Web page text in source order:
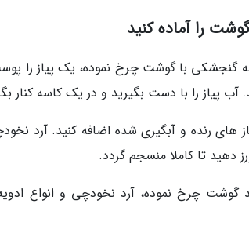
را آماده کنید
گنجشکی با گوشت چرخ نموده، یک پیاز را
آب پیاز را با دست بگیرید و در یک کاسه کنار
های رنده و آبگیری شده اضافه کنید. آرد
دهید تا کاملا منسجم گردد.
گوشت چرخ نموده، آرد نخودچی و انواع